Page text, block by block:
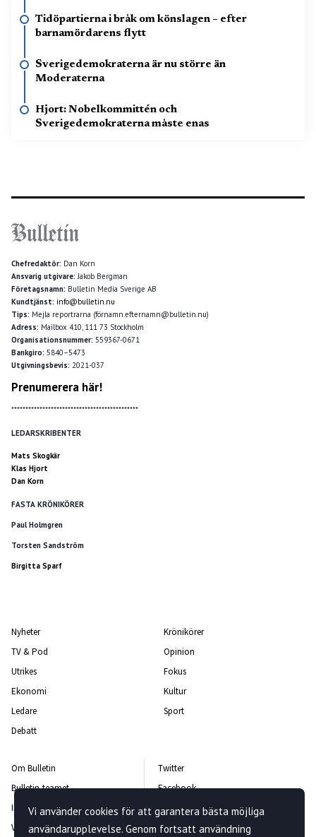
Tidöpartierna i bråk om könslagen – efter
barnamördarens flytt
Sverigedemokraterna är nu större än
Moderaterna
Hjort: Nobelkommittén och
Sverigedemokraterna måste enas
Chefredaktör: Dan Korn
Ansvarig utgivare: Jakob Bergman
Företagsnamn: Bulletin Media Sverige AB
Kundtjänst: info@bulletin.nu
Tips: Mejla reportrarna (förnamn.efternamn@bulletin.nu)
Adress: Mailbox 410, 111 73 Stockholm
Organisationsnummer: 559367-0671
Bankgiro: 5840–5473
Utgivningsbevis: 2021-037
Prenumerera här!
*********************************************
LEDARSKRIBENTER
Mats Skogkär
Klas Hjort
Dan Korn
FASTA KRÖNIKÖRER
Paul Holmgren
Torsten Sandström
Birgitta Sparf
Nyheter
TV & Pod
Utrikes
Ekonomi
Ledare
Debatt
Krönikörer
Opinion
Fokus
Kultur
Sport
Om Bulletin
Bulletin-teamet
Integritetspolicy
Vanliga frågor och svar
Twitter
Facebook
Instagram
Kontakta oss
Vi använder cookies för att garantera bästa möjliga
användarupplevelse. Genom fortsatt användning